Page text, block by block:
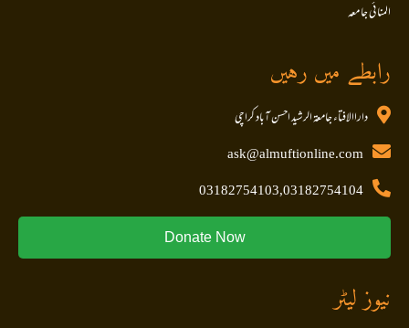
المنا ئی جا معہ
رابطے میں رہیں
داراالافتاء جامعۃ الرشید احسن آباد کراچی
ask@almuftionline.com
03182754103,03182754104
Donate Now
نیوز لیٹر